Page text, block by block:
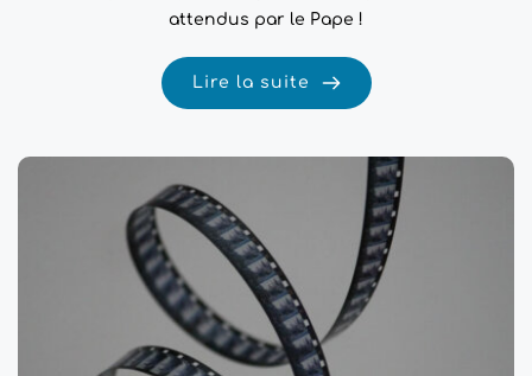
attendus par le Pape !
Lire la suite